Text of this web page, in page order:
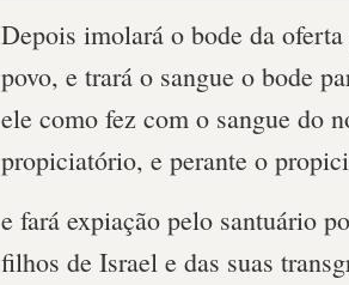
Depois imolará o bode da
povo, e trará o sangue o bode
ele como fez com o sangue do
propiciatório, e perante o
e fará expiação pelo santuário
filhos de Israel e das suas